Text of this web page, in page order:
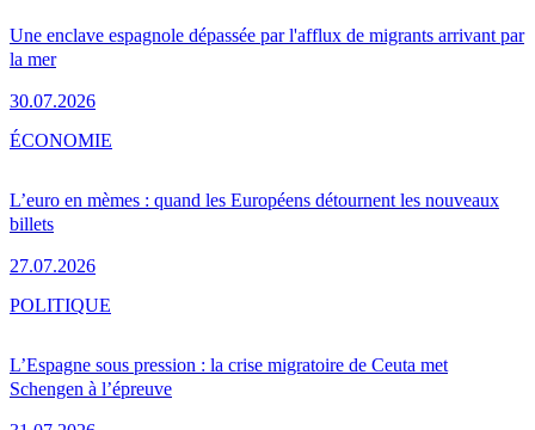
Une enclave espagnole dépassée par l'afflux de migrants arrivant par
la mer
30.07.2026
L’euro en mèmes : quand les Européens détournent les nouveaux
billets
27.07.2026
ÉCONOMIE
L’Espagne sous pression : la crise migratoire de Ceuta met
Schengen à l’épreuve
POLITIQUE